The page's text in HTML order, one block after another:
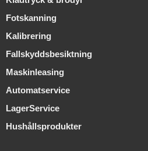
Fotskanning
Kalibrering
Fallskyddsbesiktning
Maskinleasing
Automatservice
LagerService
Hushållsprodukter